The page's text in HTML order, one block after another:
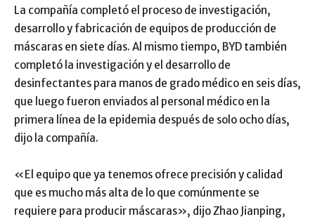
La compañía completó el proceso de investigación,
desarrollo y fabricación de equipos de producción de
máscaras en siete días. Al mismo tiempo, BYD también
completó la investigación y el desarrollo de
desinfectantes para manos de grado médico en seis días,
que luego fueron enviados al personal médico en la
primera línea de la epidemia después de solo ocho días,
dijo la compañía.
«El equipo que ya tenemos ofrece precisión y calidad
que es mucho más alta de lo que comúnmente se
requiere para producir máscaras», dijo Zhao Jianping,